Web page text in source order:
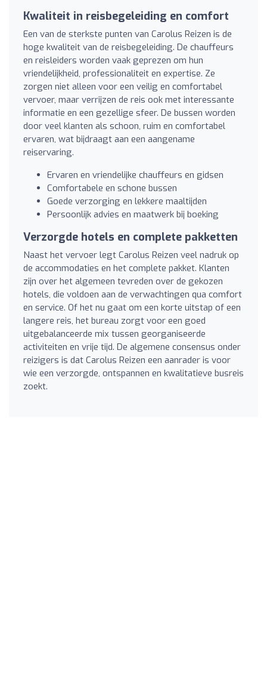
Kwaliteit in reisbegeleiding en comfort
Een van de sterkste punten van Carolus Reizen is de
hoge kwaliteit van de reisbegeleiding. De chauffeurs
en reisleiders worden vaak geprezen om hun
vriendelijkheid, professionaliteit en expertise. Ze
zorgen niet alleen voor een veilig en comfortabel
vervoer, maar verrijzen de reis ook met interessante
informatie en een gezellige sfeer. De bussen worden
door veel klanten als schoon, ruim en comfortabel
ervaren, wat bijdraagt aan een aangename
reiservaring.
Ervaren en vriendelijke chauffeurs en gidsen
Comfortabele en schone bussen
Goede verzorging en lekkere maaltijden
Persoonlijk advies en maatwerk bij boeking
Verzorgde hotels en complete pakketten
Naast het vervoer legt Carolus Reizen veel nadruk op
de accommodaties en het complete pakket. Klanten
zijn over het algemeen tevreden over de gekozen
hotels, die voldoen aan de verwachtingen qua comfort
en service. Of het nu gaat om een korte uitstap of een
langere reis, het bureau zorgt voor een goed
uitgebalanceerde mix tussen georganiseerde
activiteiten en vrije tijd. De algemene consensus onder
reizigers is dat Carolus Reizen een aanrader is voor
wie een verzorgde, ontspannen en kwalitatieve busreis
zoekt.